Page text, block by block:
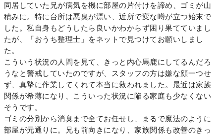
同居していた兄が病気を機に部屋の片付けを諦め、ゴミが山
積みに。特に台所は悪臭が漂い、近所で変な噂が立つ始末で
した。私自身もどうしたら良いかわからず困り果てていまし
たが、「おうち整理士」をネットで見つけてお願いしまし
た。
こういう状況の人間を見て、きっと内心馬鹿にしてるんだろ
うなと警戒していたのですが、スタッフの方は嫌な顔一つせ
ず、真摯に作業してくれて本当に救われました。最近は家族
関係が希薄になり、こういった状況に陥る家庭も少なくない
そうです。
ゴミの分別から消臭まで全てお任せし、まるで魔法のように
部屋が元通りに。兄も前向きになり、家族関係も改善のきっ